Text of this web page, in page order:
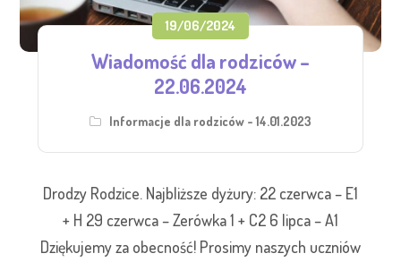
19/06/2024
Wiadomość dla rodziców –
22.06.2024
Informacje dla rodziców - 14.01.2023
Drodzy Rodzice. Najbliższe dyżury: 22 czerwca – E1
+ H 29 czerwca – Zerówka 1 + C2 6 lipca – A1
Dziękujemy za obecność! Prosimy naszych uczniów